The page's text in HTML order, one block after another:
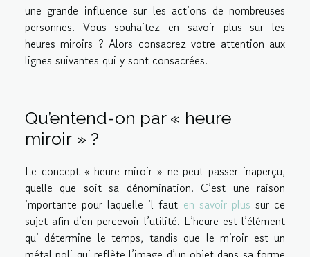
une grande influence sur les actions de nombreuses
personnes. Vous souhaitez en savoir plus sur les
heures miroirs ? Alors consacrez votre attention aux
lignes suivantes qui y sont consacrées.
Qu’entend-on par « heure
miroir » ?
Le concept « heure miroir » ne peut passer inaperçu,
quelle que soit sa dénomination. C’est une raison
importante pour laquelle il faut en savoir plus sur ce
sujet afin d’en percevoir l’utilité. L’heure est l’élément
qui détermine le temps, tandis que le miroir est un